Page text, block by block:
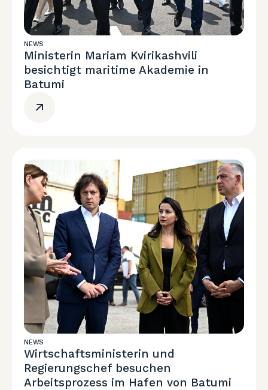
NEWS
Ministerin Mariam Kvirikashvili
besichtigt maritime Akademie in
Batumi
NEWS
Wirtschaftsministerin und
Regierungschef besuchen
Arbeitsprozess im Hafen von Batumi